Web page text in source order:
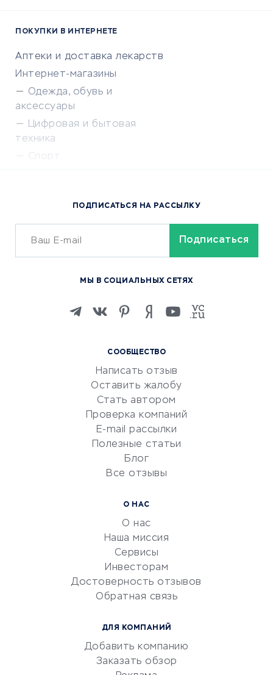
ПОКУПКИ В ИНТЕРНЕТЕ
Аптеки и доставка лекарств
Интернет-магазины
Одежда, обувь и
аксессуары
Цифровая и бытовая
техника
Спорт
Сервисы доставки
ОБУЧЕНИЕ И РАБОТА
Изучение иностранных
Маркетинг и продажи
Репетиторство
Красота и здоровье
Сервисы по поиску работы
Сетевой маркетинг
УСЛУГИ ДЛЯ БИЗНЕСА
документооборот
Юридические компании
Бухгалтерия онлайн
СООБЩЕСТВО
Написать отзыв
Оставить жалобу
Стать автором
Проверка компаний
E-mail рассылки
Полезные статьи
Блог
Все отзывы
О НАС
О нас
Наша миссия
Сервисы
Инвесторам
Достоверность отзывов
Обратная связь
ДЛЯ КОМПАНИЙ
Добавить компанию
Заказать обзор
ПОДПИСАТЬСЯ НА РАССЫЛКУ
МЫ В СОЦИАЛЬНЫХ СЕТЯХ